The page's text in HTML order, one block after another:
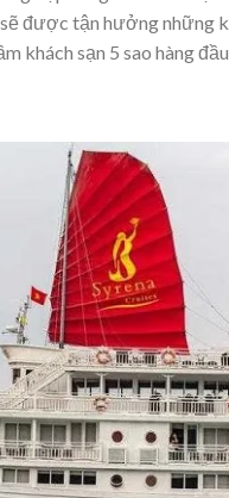
được tận hưởng những
khách sạn 5 sao hàng